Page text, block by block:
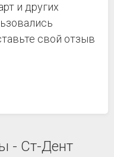
и других
свой отзыв
- Ст-Дент